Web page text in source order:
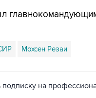
Мохсен Резаи
подписку на